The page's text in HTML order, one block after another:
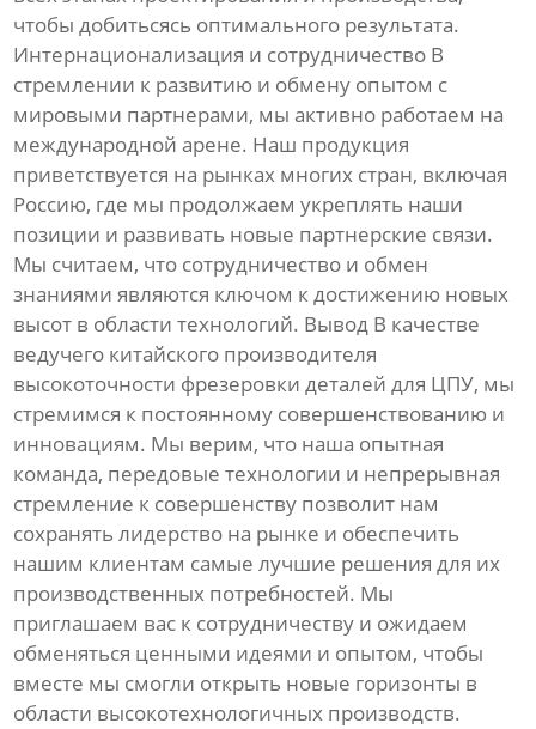
чтобы добитьсясь оптимального результата.
Интернационализация и сотрудничество В
стремлении к развитию и обмену опытом с
мировыми партнерами, мы активно работаем на
международной арене. Наш продукция
приветствуется на рынках многих стран, включая
Россию, где мы продолжаем укреплять наши
позиции и развивать новые партнерские связи.
Мы считаем, что сотрудничество и обмен
знаниями являются ключом к достижению новых
высот в области технологий. Вывод В качестве
ведучего китайского производителя
высокоточности фрезеровки деталей для ЦПУ, мы
стремимся к постоянному совершенствованию и
инновациям. Мы верим, что наша опытная
команда, передовые технологии и непрерывная
стремление к совершенству позволит нам
сохранять лидерство на рынке и обеспечить
нашим клиентам самые лучшие решения для их
производственных потребностей. Мы
приглашаем вас к сотрудничеству и ожидаем
обменяться ценными идеями и опытом, чтобы
вместе мы смогли открыть новые горизонты в
области высокотехнологичных производств.